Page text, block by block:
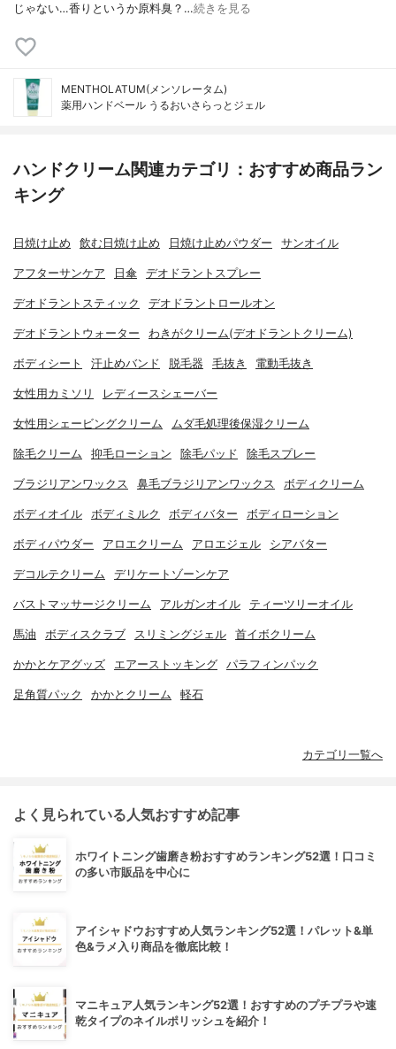
じゃない…香りというか原料臭？…続きを見る
MENTHOLATUM(メンソレータム)
薬用ハンドベール うるおいさらっとジェル
ハンドクリーム関連カテゴリ：おすすめ商品ラン
キング
日焼け止め 飲む日焼け止め 日焼け止めパウダー サンオイル
アフターサンケア 日傘 デオドラントスプレー
デオドラントスティック デオドラントロールオン
デオドラントウォーター わきがクリーム(デオドラントクリーム)
ボディシート 汗止めバンド 脱毛器 毛抜き 電動毛抜き
女性用カミソリ レディースシェーバー
女性用シェービングクリーム ムダ毛処理後保湿クリーム
除毛クリーム 抑毛ローション 除毛パッド 除毛スプレー
ブラジリアンワックス 鼻毛ブラジリアンワックス ボディクリーム
ボディオイル ボディミルク ボディバター ボディローション
ボディパウダー アロエクリーム アロエジェル シアバター
デコルテクリーム デリケートゾーンケア
バストマッサージクリーム アルガンオイル ティーツリーオイル
馬油 ボディスクラブ スリミングジェル 首イボクリーム
かかとケアグッズ エアーストッキング パラフィンパック
足角質パック かかとクリーム 軽石
カテゴリ一覧へ
よく見られている人気おすすめ記事
ホワイトニング歯磨き粉おすすめランキング52選！口コミ
の多い市販品を中心に
アイシャドウおすすめ人気ランキング52選！パレット&単
色&ラメ入り商品を徹底比較！
マニキュア人気ランキング52選！おすすめのプチプラや速
乾タイプのネイルポリッシュを紹介！